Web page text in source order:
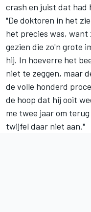
crash en juist dat had
"De doktoren in het
het precies was, want
gezien die zo'n grote
hij. In hoeverre het
niet te zeggen, maar
de volle honderd
de hoop dat hij ooit
me twee jaar om
twijfel daar niet aan."